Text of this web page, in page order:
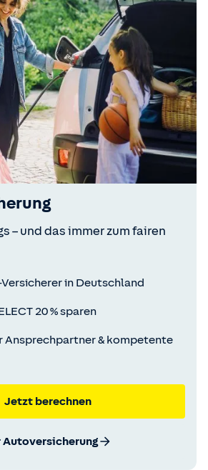
– und das immer zum fairen
in Deutschland
20 % sparen
Ansprechpartner & kompetente
Jetzt berechnen
Autoversicherung